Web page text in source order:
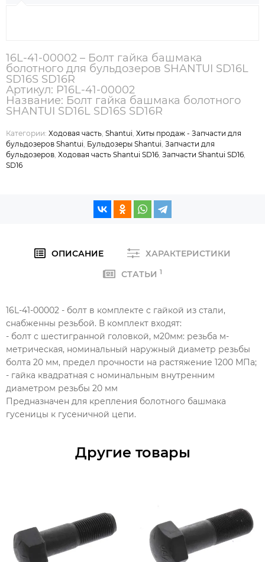
16L-41-00002 – Болт гайка башмака
болотного для бульдозеров SHANTUI SD16L
SD16S SD16R
Артикул: P16L-41-00002
Название: Болт гайка башмака болотного
SHANTUI SD16L SD16S SD16R
Категории: Ходовая часть Shantui Хиты продаж - Запчасти для
бульдозеров Shantui Бульдозеры Shantui Запчасти для
бульдозеров Ходовая часть Shantui SD16 Запчасти Shantui SD16
SD16
ОПИСАНИЕ
ХАРАКТЕРИСТИКИ
СТАТЬИ 1
16L-41-00002 - болт в комплекте с гайкой из стали,
снабженны резьбой. В комплект входят:
- болт с шестигранной головкой, м20мм: резьба м-
метрическая, номинальный наружный диаметр резьбы
болта 20 мм, предел прочности на растяжение 1200 МПа;
- гайка квадратная с номинальным внутренним
диаметром резьбы 20 мм
Предназначен для крепления болотного башмака
гусеницы к гусеничной цепи.
Другие товары